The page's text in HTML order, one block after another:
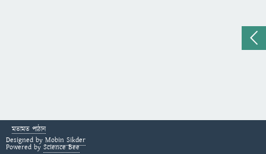
মতামত পাঠান
Designed by Mobin Sikder
Powered by Science Bee